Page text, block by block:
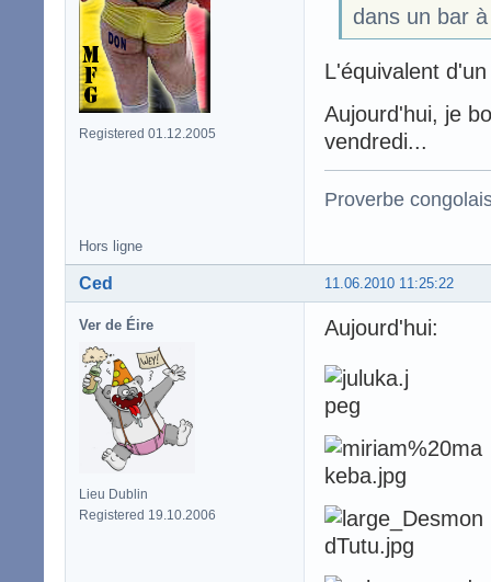
Registered 01.12.2005
dans un bar
L'équivalent
Aujourd'hui, je
vendredi...
Proverbe
Hors ligne
11.06.2010 11:25:22
Ced
Ver de Éire
Lieu Dublin
Registered 19.10.2006
Aujourd'hui: